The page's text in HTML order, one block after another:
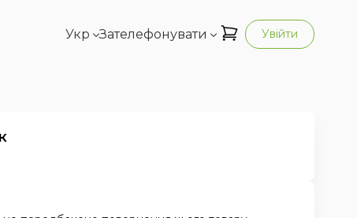
Укр Зателефонувати Увійти